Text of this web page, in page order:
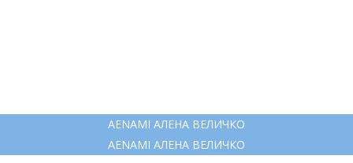
AENAMI АЛЕНА ВЕЛИЧКО
AENAMI АЛЕНА ВЕЛИЧКО